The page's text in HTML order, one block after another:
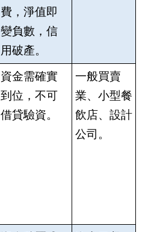
費，淨值即
變負數，信
用破產。
資金需確實
到位，不可
借貸驗資。
一般買賣
業、小型餐
飲店、設計
公司。